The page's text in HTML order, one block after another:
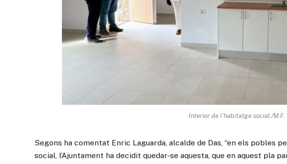
Interior de l’habitatge social./M.F.
Segons ha comentat Enric Laguarda, alcalde de Das, “en els
social, l’Ajuntament ha decidit quedar-se aquesta, que en aquest pla